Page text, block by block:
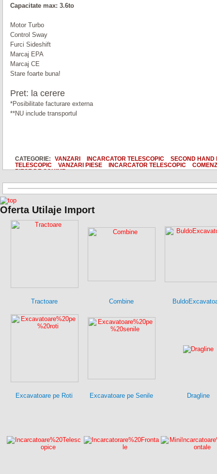
Capacitate max: 3.6to
Motor Turbo
Control Sway
Furci Sideshift
Marcaj EPA
Marcaj CE
Stare foarte buna!
Pret: la cerere
*Posibilitate facturare externa
**NU include transportul
CATEGORIE: VANZARI INCARCATOR TELESCOPIC
SECOND HAND
TELESCOPIC
VANZARI PIESE INCARCATOR TELESCOPIC
PIESE DE SCHIMB
Oferta Utilaje Import
Tractoare Combine
Excavatoare pe Roti Excavatoare pe Senile Dragline